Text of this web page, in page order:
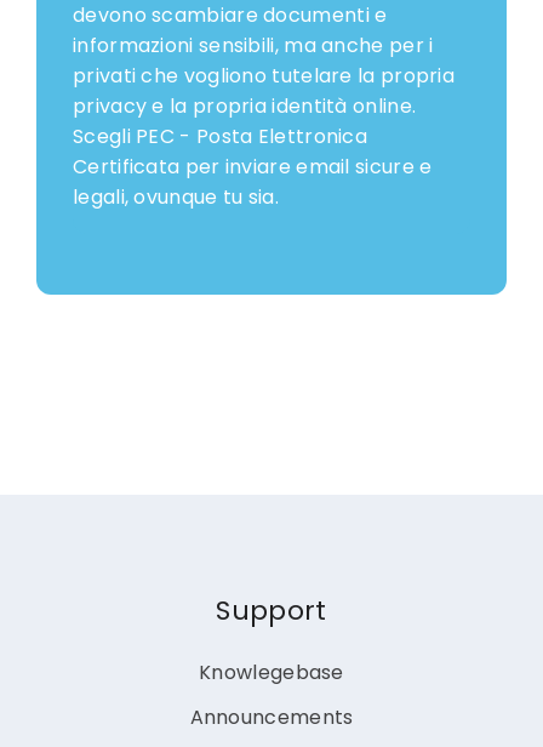
devono scambiare documenti e
informazioni sensibili, ma anche per i
privati che vogliono tutelare la propria
privacy e la propria identità online.
Scegli PEC - Posta Elettronica
Certificata per inviare email sicure e
legali, ovunque tu sia.
Support
Knowlegebase
Announcements